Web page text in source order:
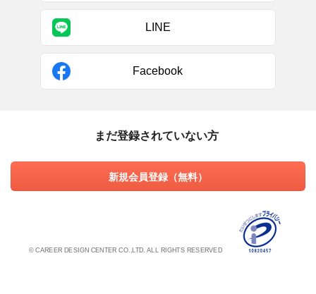
LINE
Facebook
まだ登録されていない方
新規会員登録（無料）
© CAREER DESIGN CENTER CO.,LTD. ALL RIGHTS RESERVED